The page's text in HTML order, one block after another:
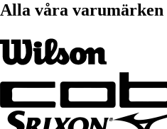
Alla våra varumärken